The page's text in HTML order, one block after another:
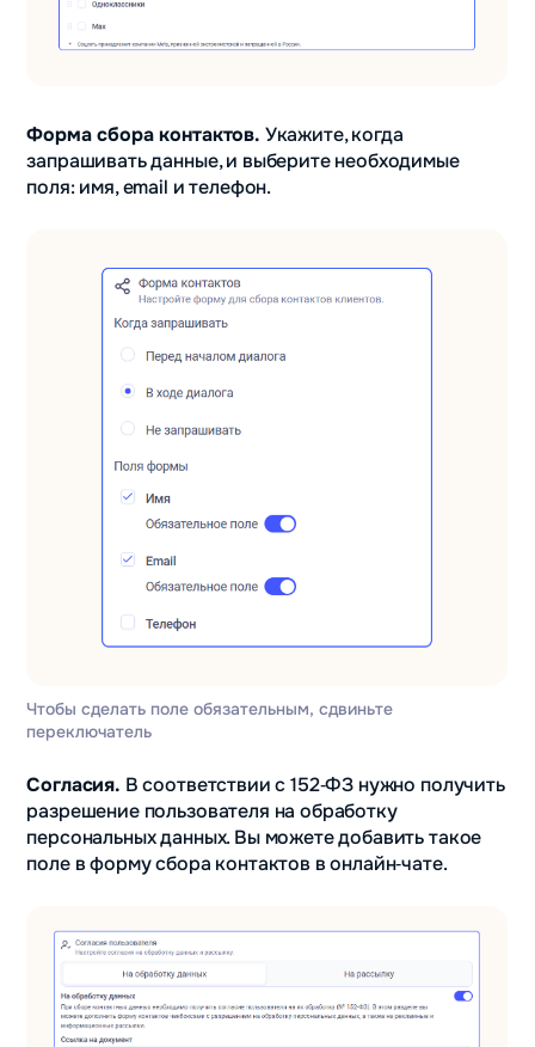
Форма сбора контактов. Укажите, когда
запрашивать данные, и выберите необходимые
поля: имя, email и телефон.
Чтобы сделать поле обязательным, сдвиньте
переключатель
Согласия. В соответствии с 152‑ФЗ нужно получить
разрешение пользователя на обработку
персональных данных. Вы можете добавить такое
поле в форму сбора контактов в онлайн‑чате.